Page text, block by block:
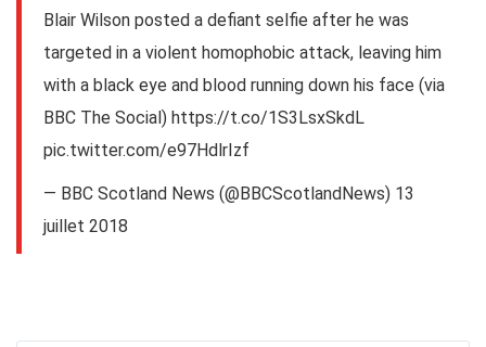
Blair Wilson posted a defiant selfie after he was
targeted in a violent homophobic attack, leaving him
with a black eye and blood running down his face (via
BBC The Social) https://t.co/1S3LsxSkdL
pic.twitter.com/e97HdlrIzf
— BBC Scotland News (@BBCScotlandNews) 13
juillet 2018